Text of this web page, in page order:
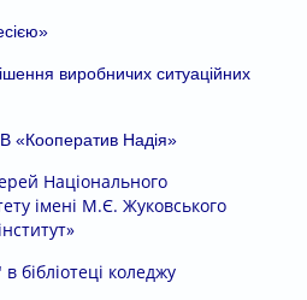
виробничих ситуаційних
«Кооператив Надія»
Національного
імені М.Є. Жуковського
бібліотеці коледжу